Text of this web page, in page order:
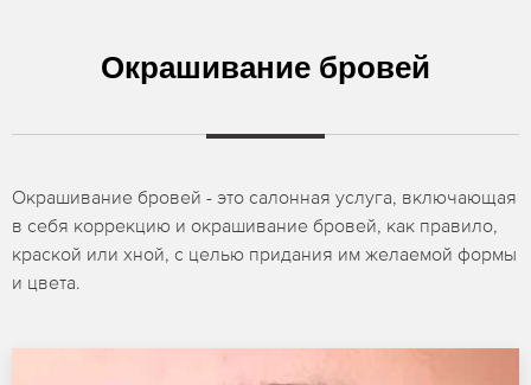
Окрашивание бровей
Окрашивание бровей - это салонная услуга, включающая
в себя коррекцию и окрашивание бровей, как правило,
краской или хной, с целью придания им желаемой формы
и цвета.